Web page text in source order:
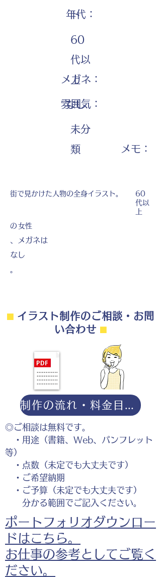
ト
年代：
60
代以
上
メガネ：
なし
雰囲気：
未分
類
​メモ：
街で見かけた人物の全身イラスト。
60
代以
上
の 女性
、メガネは
なし
。
⬛︎イラスト制作のご相談・お問
い合わせ ⬛︎
◎ご相談は無料です。
・用途（書籍、Web、パンフレット
等）
・点数（未定でも大丈夫です）
・ご希望納期
・ご予算（未定でも大丈夫です）
分かる範囲でご記入ください。
ポートフォリオダウンロー
ドはこちら。
お仕事の参考としてご覧く
ださい。